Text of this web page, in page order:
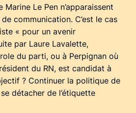
Le Pen n’apparaissent
communication. C’est le cas
« pour un avenir
par Laure Lavalette,
du parti, ou à Perpignan où
du RN, est candidat à
? Continuer la politique de
détacher de l’étiquette